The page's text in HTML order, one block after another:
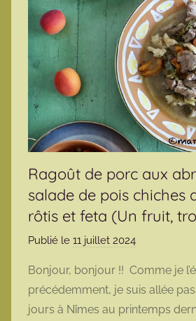
Ragoût de porc aux
salade de pois chiches
rôtis et feta (Un fruit,
Publié le 11 juillet 2024
r
m
a
Bonjour, bonjour !! Comme je
précédemment, je suis allée
jours à Nîmes au printemps